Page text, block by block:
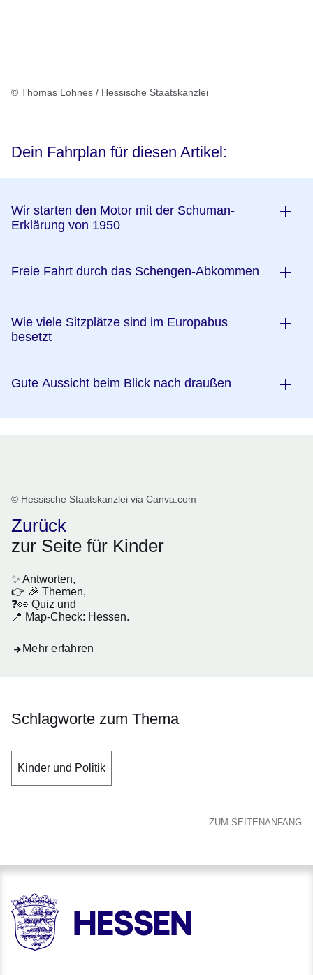
© Thomas Lohnes / Hessische Staatskanzlei
Dein Fahrplan für diesen Artikel:
Wir starten den Motor mit der Schuman-
Erklärung von 1950
Freie Fahrt durch das Schengen-Abkommen
Wie viele Sitzplätze sind im Europabus
besetzt
Gute Aussicht beim Blick nach draußen
© Hessische Staatskanzlei via Canva.com
Zurück
zur Seite für Kinder
✨ Antworten,
👉 🎉 Themen,
❓👀 Quiz und
📍 Map-Check: Hessen.
Mehr erfahren
Schlagworte zum Thema
Kinder und Politik
ZUM SEITENANFANG
HESSEN - Hessische Landesregierung